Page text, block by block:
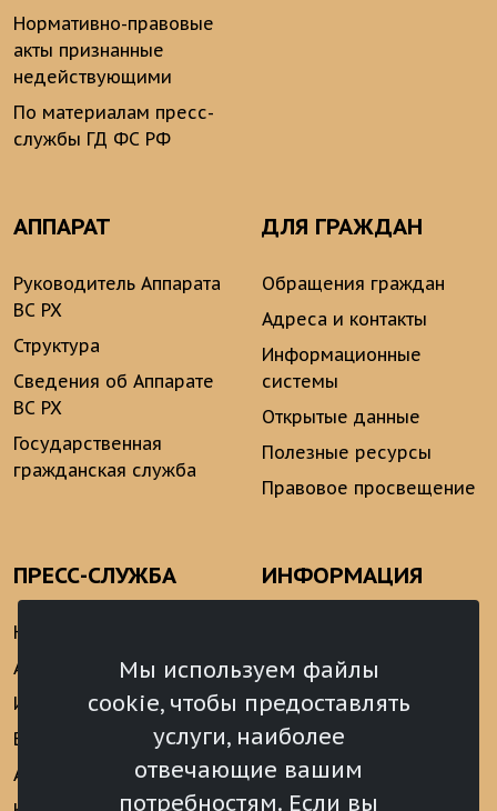
Мы используем файлы
cookie, чтобы предоставлять
услуги, наиболее
отвечающие вашим
потребностям. Если вы
Нормативно-правовые
акты признанные
недействующими
По материалам пресс-
службы ГД ФС РФ
АППАРАТ
Руководитель Аппарата
ВС РХ
Структура
Сведения об Аппарате
ВС РХ
Государственная
гражданская служба
ДЛЯ ГРАЖДАН
Обращения граждан
Адреса и контакты
Информационные
системы
Открытые данные
Полезные ресурсы
Правовое просвещение
ПРЕСС-СЛУЖБА
Новости
Анонсы
Интервью
Видеоматериалы
Аккредитация
ИНФОРМАЦИЯ
аналитические
материалы
Реализация Послания
Президента РФ
Федеральному
Собранию РФ